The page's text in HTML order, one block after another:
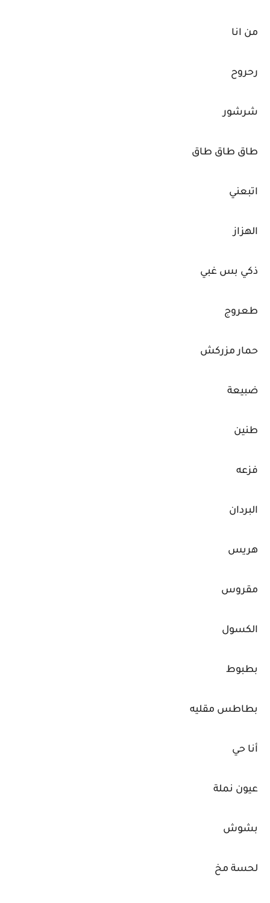
من انا
رحروح
شرشور
طاق طاق طاق
اتبعني
الهزاز
ذكي بس غبي
طعروج
حمار مزركش
ضبيعة
طنين
فزعه
البردان
هريس
مقروس
الكسول
بطبوط
بطاطس مقليه
أنا حي
عيون نملة
بشوش
لحسة مخ